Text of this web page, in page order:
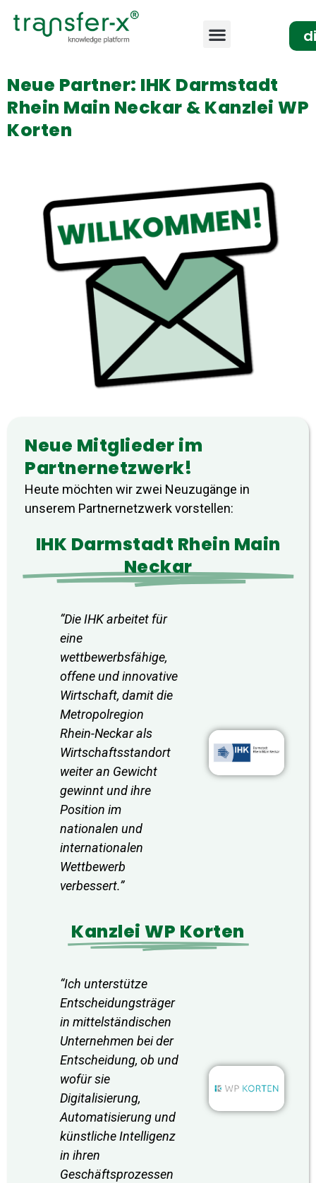
Neue Partner: IHK Darmstadt
Rhein Main Neckar & Kanzlei WP
Korten
Neue Mitglieder im
Partnernetzwerk!
Heute möchten wir zwei Neuzugänge in
unserem Partnernetzwerk vorstellen:
IHK Darmstadt Rhein Main
Neckar
“Die IHK arbeitet für
eine
wettbewerbsfähige,
offene und innovative
Wirtschaft, damit die
Metropolregion
Rhein-Neckar als
Wirtschaftsstandort
weiter an Gewicht
gewinnt und ihre
Position im
nationalen und
internationalen
Wettbewerb
verbessert.”
Kanzlei WP Korten
“Ich unterstütze
Entscheidungsträger
in mittelständischen
Unternehmen bei der
Entscheidung, ob und
wofür sie
Digitalisierung,
Automatisierung und
künstliche Intelligenz
in ihren
Geschäftsprozessen